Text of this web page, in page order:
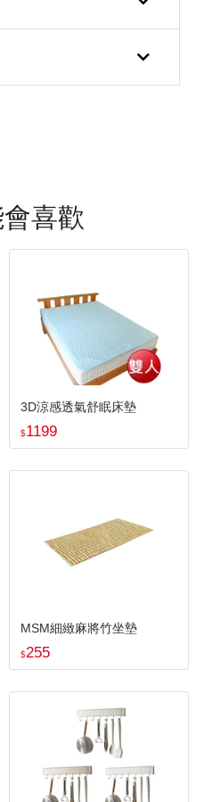
喜歡
3D涼感透氣舒眠床墊
$1199
MSM細緻麻將竹坐墊
$255